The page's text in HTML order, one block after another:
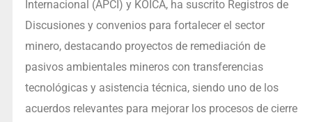
Internacional (APCI) y KOICA, ha suscrito Registros de
Discusiones y convenios para fortalecer el sector
minero, destacando proyectos de remediación de
pasivos ambientales mineros con transferencias
tecnológicas y asistencia técnica, siendo uno de los
acuerdos relevantes para mejorar los procesos de cierre